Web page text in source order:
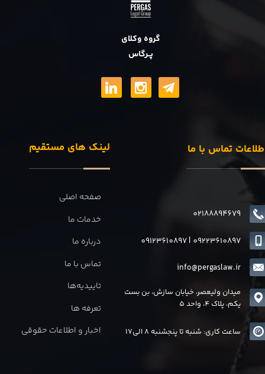
گروه وکلای
پــرگاس
لینک های مستقیم
صفحه اصلی
خدمات ما
درباره ما
تماس با ما
تاییدیه‌ها
تعرفه ها
اخبار و اطلاعات حقوقی
تماس با ما
02188894679
info@pergaslaw.ir
09123610897| 09223610897
میدان ولیعصر، خیابان سازش، بن بست
یکم، پلاک 4، واحد 5
ساعت کاری: شنبه تا پنجشنبه 8 الی17